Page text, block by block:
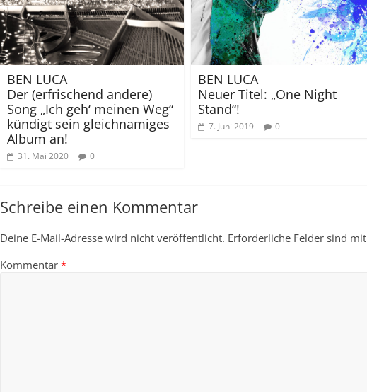
BEN LUCA
Der (erfrischend andere)
Song „Ich geh‘ meinen Weg“
kündigt sein gleichnamiges
Album an!
31. Mai 2020 0
BEN LUCA
Neuer Titel: „One Night
Stand“!
7. Juni 2019 0
Schreibe einen Kommentar
Deine E-Mail-Adresse wird nicht veröffentlicht. Erforderliche Felder sind mit
Kommentar *